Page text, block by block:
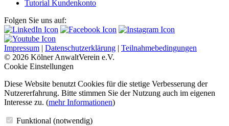
Tutorial Kundenkonto
Folgen Sie uns auf:
Impressum | Datenschutzerklärung | Teilnahmebedingungen
© 2026 Kölner AnwaltVerein e.V.
Cookie Einstellungen
Diese Website benutzt Cookies für die stetige Verbesserung der
Nutzererfahrung. Bitte stimmen Sie der Nutzung auch im eigenen
Interesse zu. (mehr Informationen)
Funktional (notwendig)